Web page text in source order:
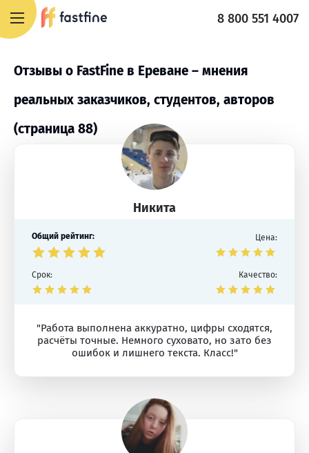
8 800 551 4007
Отзывы о FastFine в Ереване – мнения
реальных заказчиков, студентов, авторов
(страница 88)
Никита
Общий рейтинг: Цена:
Срок: Качество:
"Работа выполнена аккуратно, цифры сходятся,
расчёты точные. Немного суховато, но зато без
ошибок и лишнего текста. Класс!"